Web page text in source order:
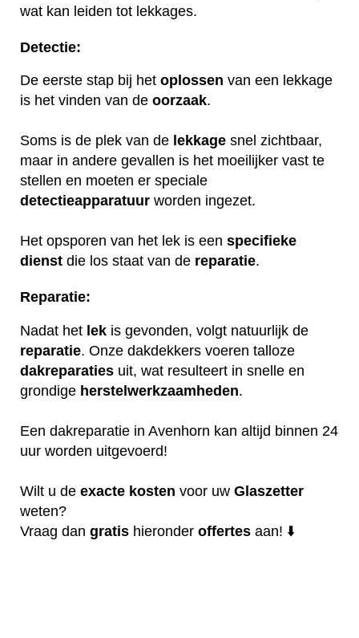
wat kan leiden tot lekkages.
Detectie:
De eerste stap bij het oplossen van een lekkage
is het vinden van de oorzaak.
Soms is de plek van de lekkage snel zichtbaar,
maar in andere gevallen is het moeilijker vast te
stellen en moeten er speciale
detectieapparatuur worden ingezet.
Het opsporen van het lek is een specifieke
dienst die los staat van de reparatie.
Reparatie:
Nadat het lek is gevonden, volgt natuurlijk de
reparatie. Onze dakdekkers voeren talloze
dakreparaties uit, wat resulteert in snelle en
grondige herstelwerkzaamheden.
Een dakreparatie in Avenhorn kan altijd binnen 24
uur worden uitgevoerd!
Wilt u de exacte kosten voor uw Glaszetter
weten?
Vraag dan gratis hieronder offertes aan! ⬇️